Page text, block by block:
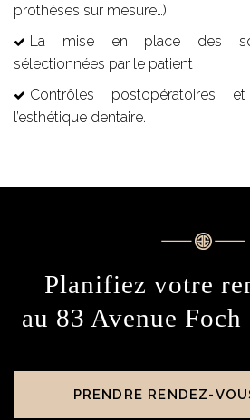
prothèses sur mesure…)
La mise en place des
sélectionnées par le patient
Contrôles postopératoires
l’esthétique dentaire.
Planifiez votre
au 83 Avenue
PRENDRE RENDEZ-